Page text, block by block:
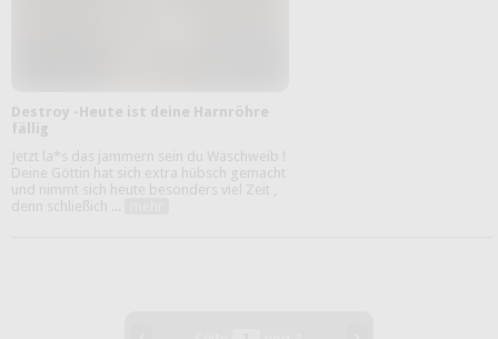
Destroy -Heute ist deine Harnröhre
fällig
Jetzt la*s das jammern sein du Waschweib !
Deine Göttin hat sich extra hübsch gemacht
und nimmt sich heute besonders viel Zeit ,
denn schließich ...